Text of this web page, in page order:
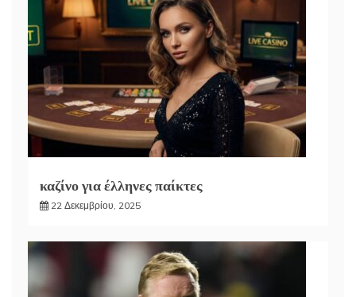
καζίνο για έλληνες παίκτες
22 Δεκεμβρίου, 2025